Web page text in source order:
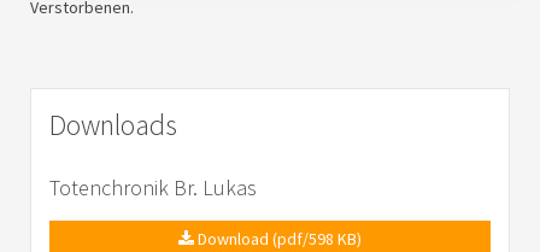
Verstorbenen.
Downloads
Totenchronik Br. Lukas
Download (pdf/598 KB)